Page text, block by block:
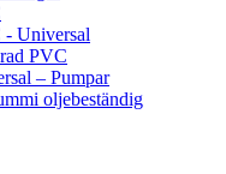
Universal
PVC
– Pumpar
oljebeständig